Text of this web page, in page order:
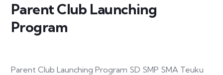
Parent Club Launching
Program
Parent Club Launching Program SD SMP SMA Teuku